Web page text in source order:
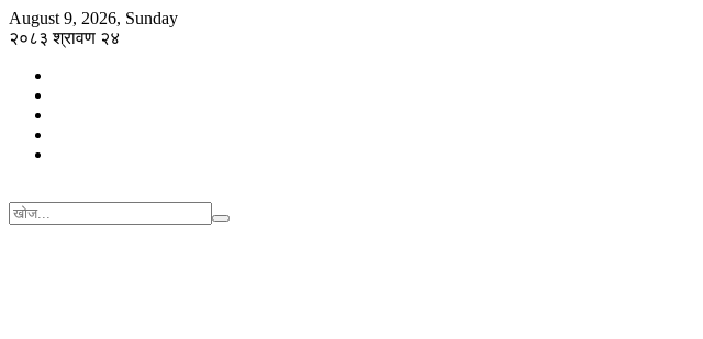
August 9, 2026, Sunday
२०८३ श्रावण २४